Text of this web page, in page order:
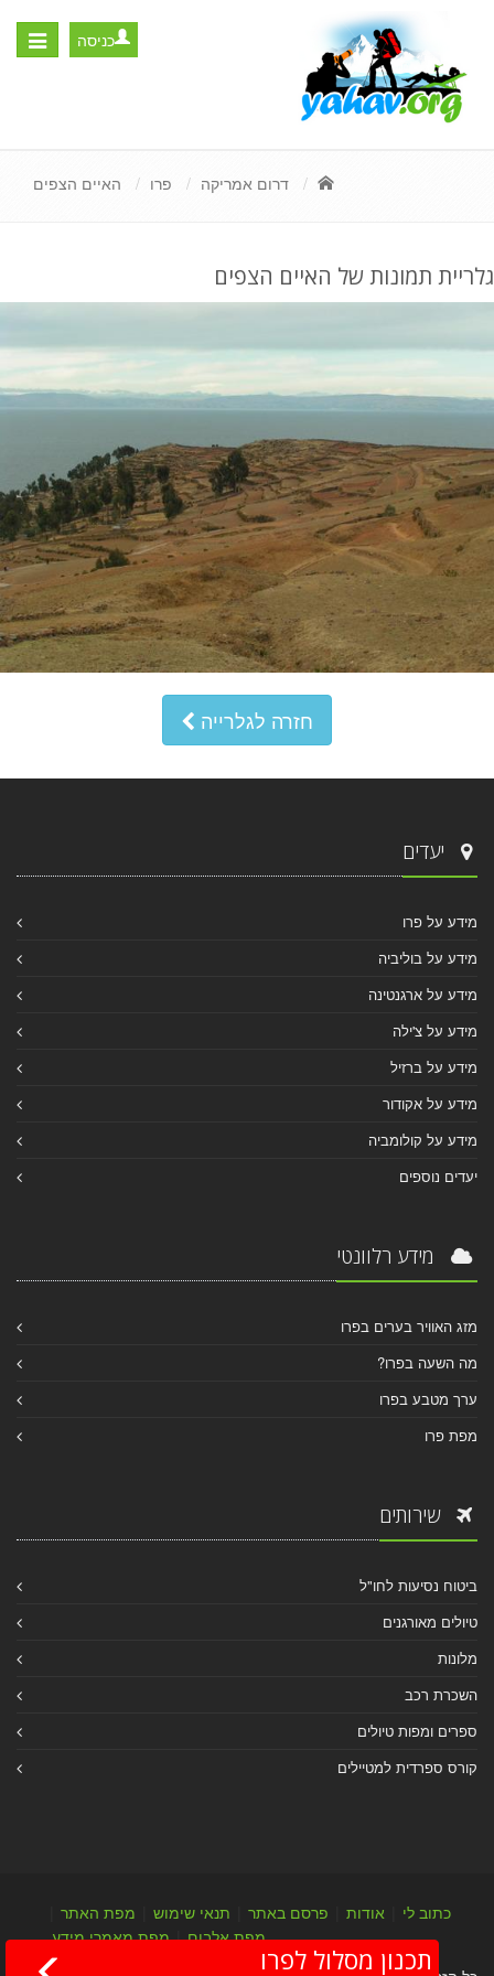
Toggle
כניסה
דרום אמריקה פרו האיים הצפים
גלריית תמונות של האיים הצפים
חזרה לגלרייה
יעדים
מידע על פרו
מידע על בוליביה
מידע על ארגנטינה
מידע על צ'ילה
מידע על ברזיל
מידע על אקודור
מידע על קולומביה
יעדים נוספים
מידע רלוונטי
מזג האוויר בערים בפרו
מה השעה בפרו?
ערך מטבע בפרו
מפת פרו
שירותים
ביטוח נסיעות לחו"ל
טיולים מאורגנים
מלונות
השכרת רכב
ספרים ומפות טיולים
קורס ספרדית למטיילים
כתוב לי אודות פרסם באתר תנאי שימוש מפת האתר
מפת אלבום|מפת מאמרי מידע
תכנון מסלול לפרו